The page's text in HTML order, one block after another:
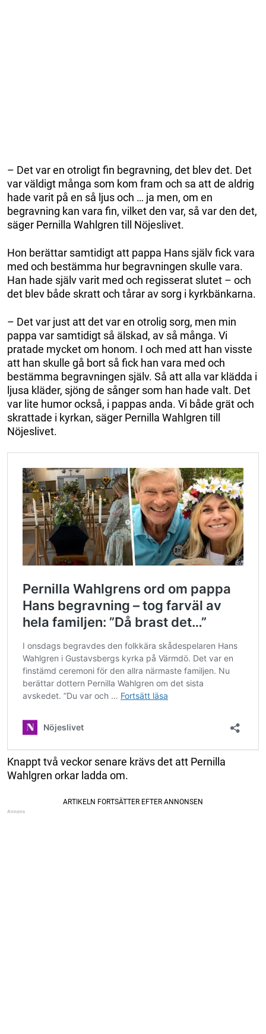
– Det var en otroligt fin begravning, det blev det. Det
var väldigt många som kom fram och sa att de aldrig
hade varit på en så ljus och … ja men, om en
begravning kan vara fin, vilket den var, så var den det,
säger Pernilla Wahlgren till Nöjeslivet.
Hon berättar samtidigt att pappa Hans själv fick vara
med och bestämma hur begravningen skulle vara.
Han hade själv varit med och regisserat slutet – och
det blev både skratt och tårar av sorg i kyrkbänkarna.
– Det var just att det var en otrolig sorg, men min
pappa var samtidigt så älskad, av så många. Vi
pratade mycket om honom. I och med att han visste
att han skulle gå bort så fick han vara med och
bestämma begravningen själv. Så att alla var klädda i
ljusa kläder, sjöng de sånger som han hade valt. Det
var lite humor också, i pappas anda. Vi både grät och
skrattade i kyrkan, säger Pernilla Wahlgren till
Nöjeslivet.
Knappt två veckor senare krävs det att Pernilla
Wahlgren orkar ladda om.